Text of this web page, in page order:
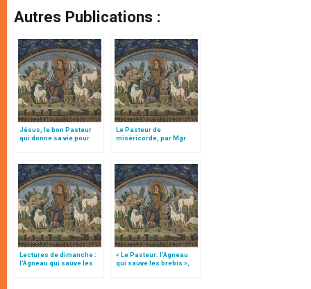
Autres Publications :
Jésus, le bon Pasteur
qui donne sa vie pour
Le Pasteur de
miséricorde, par Mgr
Lectures de dimanche :
l’Agneau qui sauve les
« Le Pasteur: l’Agneau
qui sauve les brebis »,